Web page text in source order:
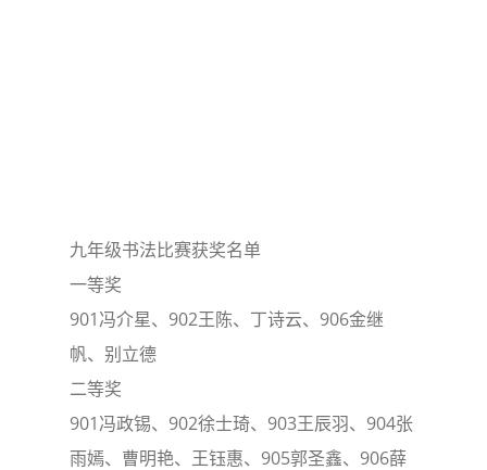
九年级书法比赛获奖名单
一等奖
901冯介星、902王陈、丁诗云、906金继
帆、别立德
二等奖
901冯政锡、902徐士琦、903王辰羽、904张
雨嫣、曹明艳、王钰惠、905郭圣鑫、906薛